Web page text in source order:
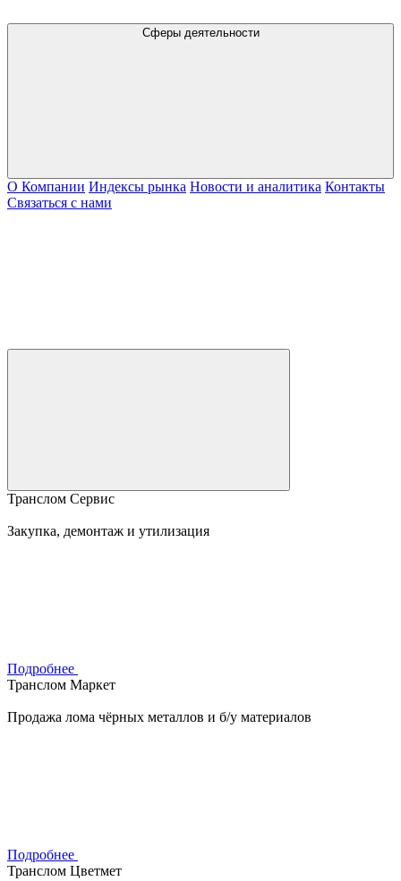
Сферы деятельности
О Компании Индексы рынка Новости и аналитика Контакты
Связаться с нами
Транслом Сервис
Закупка, демонтаж и утилизация
Подробнее
Транслом Маркет
Продажа лома чёрных металлов и б/у материалов
Подробнее
Транслом Цветмет